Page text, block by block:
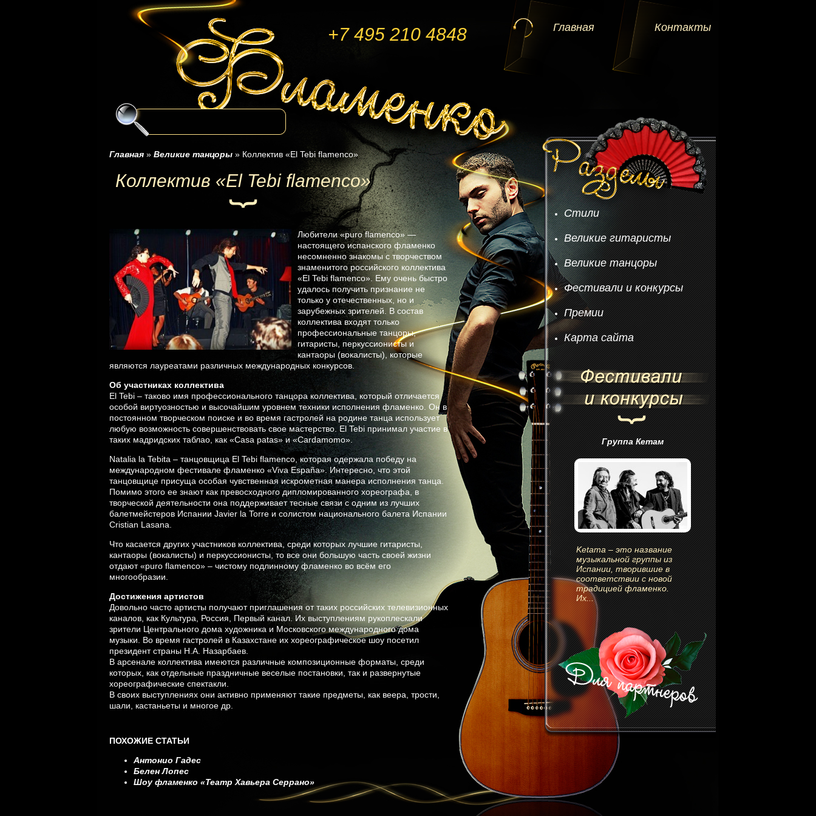
+7 495 210 4848 Главная Контакты
Стили
Великие гитаристы
Великие танцоры
Фестивали и конкурсы
Премии
Карта сайта
Группа Кетам
Ketama – это название
музыкальной группы из
Испании, творившие в
соответствии с новой
традицией фламенко.
Их...
Главная » Великие танцоры » Коллектив «El Tebi flamenco»
Коллектив «El Tebi flamenco»
Любители «puro flamenco» —
настоящего испанского фламенко
несомненно знакомы с творчеством
знаменитого российского коллектива
«El Tebi flamenco». Ему очень быстро
удалось получить признание не
только у отечественных, но и
зарубежных зрителей. В состав
коллектива входят только
профессиональные танцоры,
гитаристы, перкуссионисты и
кантаоры (вокалисты), которые
являются лауреатами различных международных конкурсов.
Об участниках коллектива
El Tebi – таково имя профессионального танцора коллектива, который отличается
особой виртуозностью и высочайшим уровнем техники исполнения фламенко. Он в
постоянном творческом поиске и во время гастролей на родине танца использует
любую возможность совершенствовать свое мастерство. El Tebi принимал участие в
таких мадридских таблао, как «Casa patas» и «Cardamomo».
Natalia la Tebita – танцовщица El Tebi flamenco, которая одержала победу на
международном фестивале фламенко «Viva España». Интересно, что этой
танцовщице присуща особая чувственная искрометная манера исполнения танца.
Помимо этого ее знают как превосходного дипломированного хореографа, в
творческой деятельности она поддерживает тесные связи с одним из лучших
балетмейстеров Испании Javier la Torre и солистом национального балета Испании
Cristian Lasana.
Что касается других участников коллектива, среди которых лучшие гитаристы,
кантаоры (вокалисты) и перкуссионисты, то все они большую часть своей жизни
отдают «puro flamenco» – чистому подлинному фламенко во всём его
многообразии.
Достижения артистов
Довольно часто артисты получают приглашения от таких российских телевизионных
каналов, как Культура, Россия, Первый канал. Их выступлениям рукоплескали
зрители Центрального дома художника и Московского международного дома
музыки. Во время гастролей в Казахстане их хореографическое шоу посетил
президент страны Н.А. Назарбаев.
В арсенале коллектива имеются различные композиционные форматы, среди
которых, как отдельные праздничные веселые постановки, так и развернутые
хореографические спектакли.
В своих выступлениях они активно применяют такие предметы, как веера, трости,
шали, кастаньеты и многое др.
ПОХОЖИЕ СТАТЬИ
Антонио Гадес
Белен Лопес
Шоу фламенко «Театр Хавьера Серрано»